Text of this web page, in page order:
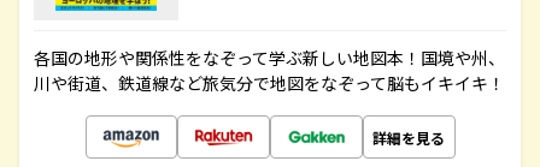
各国の地形や関係性をなぞって学ぶ新しい地図本！国境や州、
川や街道、鉄道線など旅気分で地図をなぞって脳もイキイキ！
詳細を見る